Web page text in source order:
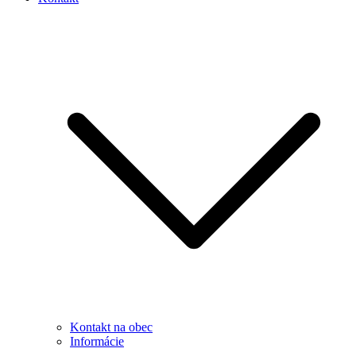
Kontakt na obec
Informácie